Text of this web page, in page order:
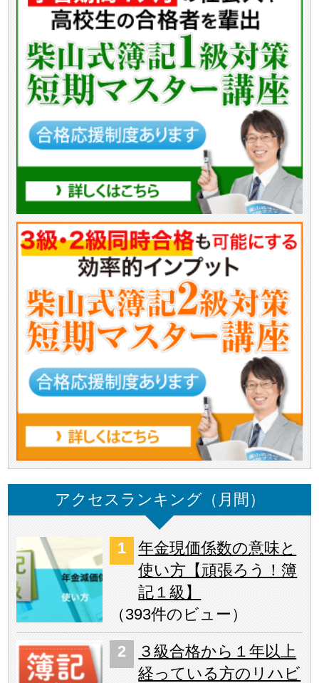
アクセスランキング（月間）
年金現価係数の意味と
使い方【頑張ろう！簿
記１級】
（393件のビュー ）
３級合格から１年以上
経っている方のリハビ